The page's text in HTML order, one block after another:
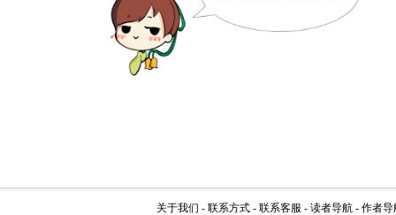
关于我们 - 联系方式 - 联系客服 - 读者导航 - 作者导